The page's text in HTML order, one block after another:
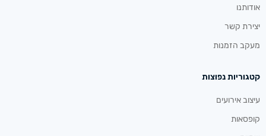
אודותנו
יצירת קשר
מעקב הזמנות
קטגוריות נפוצות
עיצוב אירועים
קופסאות